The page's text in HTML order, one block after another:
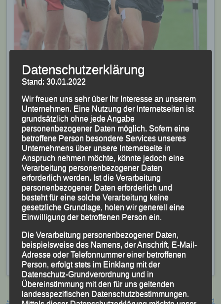
Tobias Schreindl als Tempomacher
Foto: Kiefner
Im 5.000-m-Rennen der Männer führte Ehemann
Tobias Schreindl, eigentlich auf den längeren
Strecken zuhause, vom Start weg das Feld an; machte
bis zur Hälfte des Rennens Tempo und lief letztlich
nach 14:29,17 Minuten als 12. über die Ziellinie.
VeröffentlichtinAktuelles,Archiv 2018|Markiert mit
Deutsche Meisterschaften,Nürnberg
Beitragsnavigation
←
Königschlösser-Romantik-
Bad Birnbach, 14. Juli 2018 / Bad
Datenschutzerklärung
Stand: 30.01.2022
Wir freuen uns sehr über Ihr Interesse an unserem
Unternehmen. Eine Nutzung der Internetseiten ist
grundsätzlich ohne jede Angabe
personenbezogener Daten möglich. Sofern eine
betroffene Person besondere Services unseres
Unternehmens über unsere Internetseite in
Anspruch nehmen möchte, könnte jedoch eine
Verarbeitung personenbezogener Daten
erforderlich werden. Ist die Verarbeitung
personenbezogener Daten erforderlich und
besteht für eine solche Verarbeitung keine
gesetzliche Grundlage, holen wir generell eine
Einwilligung der betroffenen Person ein.
Die Verarbeitung personenbezogener Daten,
beispielsweise des Namens, der Anschrift, E-Mail-
Adresse oder Telefonnummer einer betroffenen
Person, erfolgt stets im Einklang mit der
Datenschutz-Grundverordnung und in
Übereinstimmung mit den für uns geltenden
landesspezifischen Datenschutzbestimmungen.